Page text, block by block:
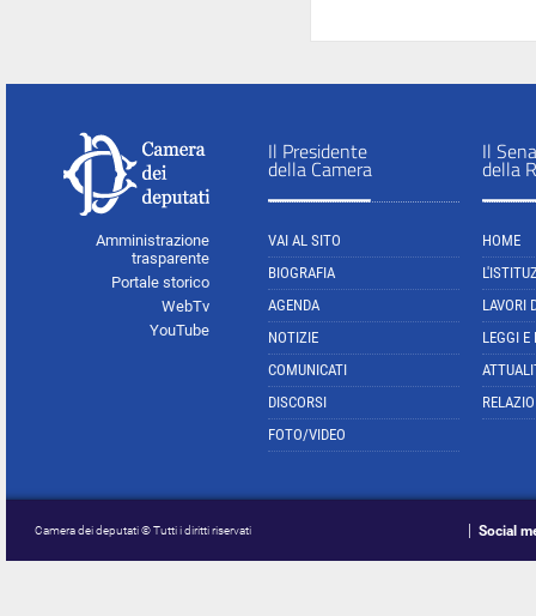
Amministrazione
trasparente
Portale storico
WebTv
YouTube
Il Presidente
della Camera
VAI AL SITO
BIOGRAFIA
AGENDA
NOTIZIE
COMUNICATI
DISCORSI
FOTO/VIDEO
Il
della
HOME
LAVORI
LEGGI E
Camera dei deputati © Tutti i diritti riservati Social